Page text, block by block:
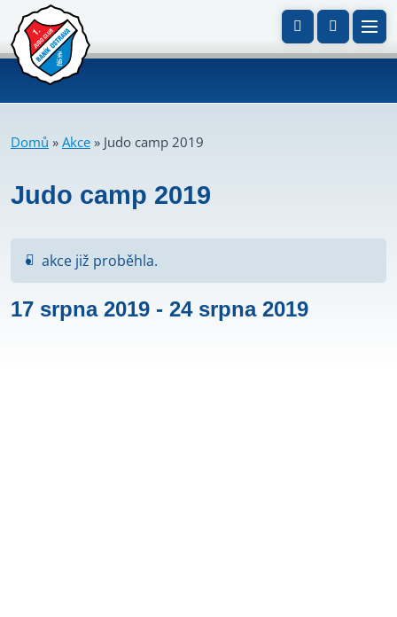
Domů » Akce » Judo camp 2019
Judo camp 2019
akce již proběhla.
17 srpna 2019 - 24 srpna 2019